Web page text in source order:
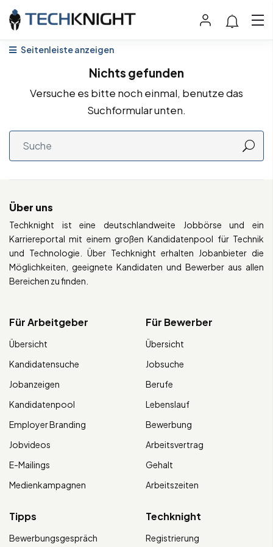
Seitenleiste anzeigen
Nichts gefunden
Versuche es bitte noch einmal, benutze das
Suchformular unten.
Über uns
Techknight ist eine deutschlandweite Jobbörse und ein
Karriereportal mit einem großen Kandidatenpool für Technik
und Technologie. Über Techknight erhalten Jobanbieter die
Möglichkeiten, geeignete Kandidaten und Bewerber aus allen
Bereichen zu finden.
Für Arbeitgeber
Übersicht
Kandidatensuche
Jobanzeigen
Kandidatenpool
Employer Branding
Jobvideos
E-Mailings
Medienkampagnen
Für Bewerber
Übersicht
Jobsuche
Berufe
Lebenslauf
Bewerbung
Arbeitsvertrag
Gehalt
Arbeitszeiten
Tipps
Bewerbungsgespräch
Techknight
Registrierung